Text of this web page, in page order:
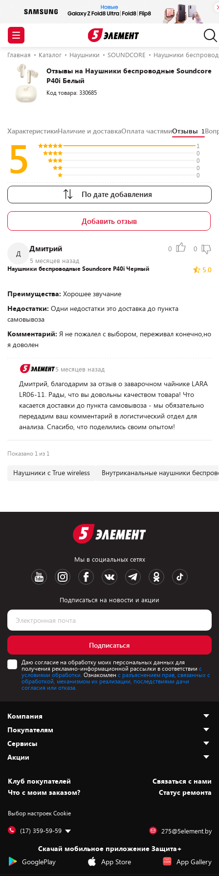
Главная Каталог Наушники SOUNDCORE Наушники
Отзывы на Наушники беспроводные Soundcore
P40i Белый
Код товара: 330685
ХарактеристикиНаличие и доставкаОплата частямиОтзывы 1
5
1
0
0
0
0
По дате добавления
Добавить отзыв
Д
Дмитрий
5 месяцев назад
0 0
5.0
Наушники беспроводные Soundcore P40i Черный
Преимущества: Хорошее звучание
Недостатки: Одни недостатки это доставка до пункта
самовывоза
Комментарий: Я не пожалел с выбором, переживал конечно,но
я доволен
5 месяцев назад
Дмитрий, благодарим за отзыв о заварочном чайнике LARA
LR06-11. Рады, что вы довольны качеством товара! Что
касается доставки до пункта самовывоза - мы обязательно
передадим ваш комментарий в логистический отдел для
анализа. Спасибо, что поделились своим опытом!
Показано 1 из 1
Наушники с True wireless Внутриканальные наушники
Мы в социальных сетях
Подписаться на новости и акции
Подписаться
Даю согласие на обработку моих персональных данных для
получения рекламно-информационной рассылки в соответствии с
условиями обработки. Ознакомлен с разъяснением прав, связанных с
обработкой, механизмом их реализации, последствиями дачи
согласия или отказа.
Компания
О нас
Адреса магазинов
Новости
Статьи и обзоры
Вакансии
Дай пять добру!
Покупателям
Как сделать заказ
Оплата и доставка
Безналичный расчёт
Обмен и возврат товара
Обработка персональных данных
Подарочные карты
Сервисы
Установка техники
Для игровых консолей
Для мобильных устройств
Для компьютеров
Сервисные центры
Акции
Скидки и промокоды
Белорусские товары
Бонусы
Оплата частями
Уценка
Клуб покупателей
Cвязаться с нами
Что с моим заказом?
Статус ремонта
Выбор настроек Cookie
(17) 359-59-59 275@5element.by
Скачай мобильное приложение Защита+
GooglePlay
App Store App Gallery